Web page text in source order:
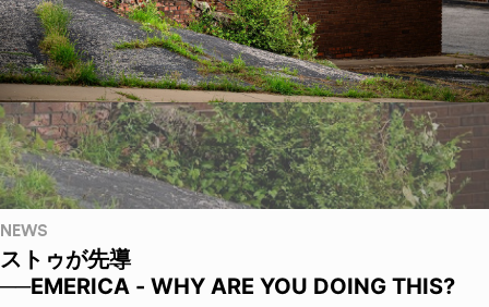
NEWS
ストゥが先導
──EMERICA - WHY ARE YOU DOING THIS?